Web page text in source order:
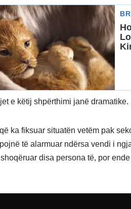
e këtij shpërthimi janë dramatike.
ka fiksuar situatën vetëm pak
të alarmuar ndërsa vendi i
disa persona të, por